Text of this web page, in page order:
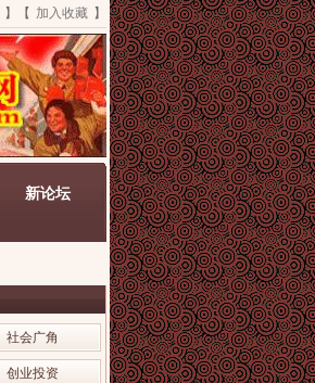
】【 加入收藏 】
新论坛
社会广角
创业投资